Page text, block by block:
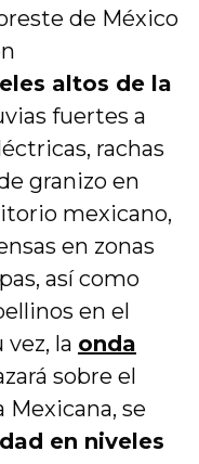
de México
altos de la
fuertes a
rachas
granizo en
mexicano,
en zonas
así como
en el
la onda
sobre el
se
en niveles